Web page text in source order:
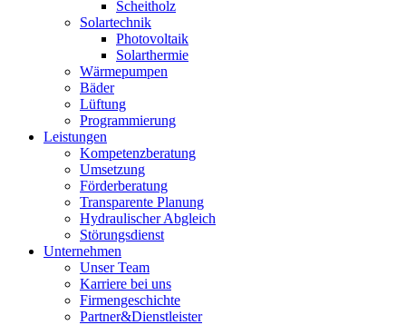
Scheitholz
Solartechnik
Photovoltaik
Solarthermie
Wärmepumpen
Bäder
Lüftung
Programmierung
Leistungen
Kompetenzberatung
Umsetzung
Förderberatung
Transparente Planung
Hydraulischer Abgleich
Störungsdienst
Unternehmen
Unser Team
Karriere bei uns
Firmengeschichte
Partner&Dienstleister